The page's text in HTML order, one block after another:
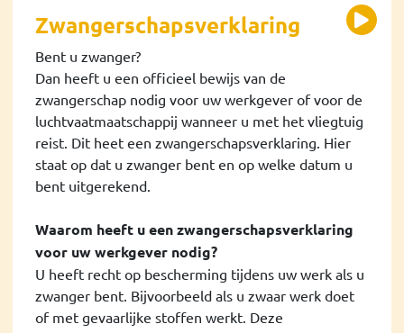
Zwangerschapsverklaring
Bent u zwanger?
Dan heeft u een officieel bewijs van de
zwangerschap nodig voor uw werkgever of voor de
luchtvaatmaatschappij wanneer u met het vliegtuig
reist. Dit heet een zwangerschapsverklaring. Hier
staat op dat u zwanger bent en op welke datum u
bent uitgerekend.
Waarom heeft u een zwangerschapsverklaring
voor uw werkgever nodig?
U heeft recht op bescherming tijdens uw werk als u
zwanger bent. Bijvoorbeeld als u zwaar werk doet
of met gevaarlijke stoffen werkt. Deze